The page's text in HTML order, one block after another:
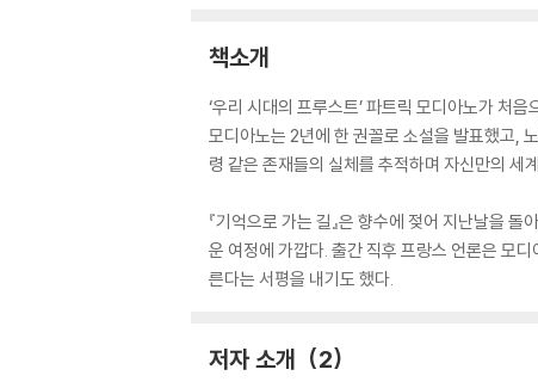
책소개
‘우리 시대의 프루스트’ 파트릭 모디아노가 처
모디아노는 2년에 한 권꼴로 소설을 발표했고,
령 같은 존재들의 실체를 추적하며 자신만의 세
『기억으로 가는 길』은 향수에 젖어 지난날을
운 여정에 가깝다. 출간 직후 프랑스 언론은 모
른다는 서평을 내기도 했다.
저자 소개 2